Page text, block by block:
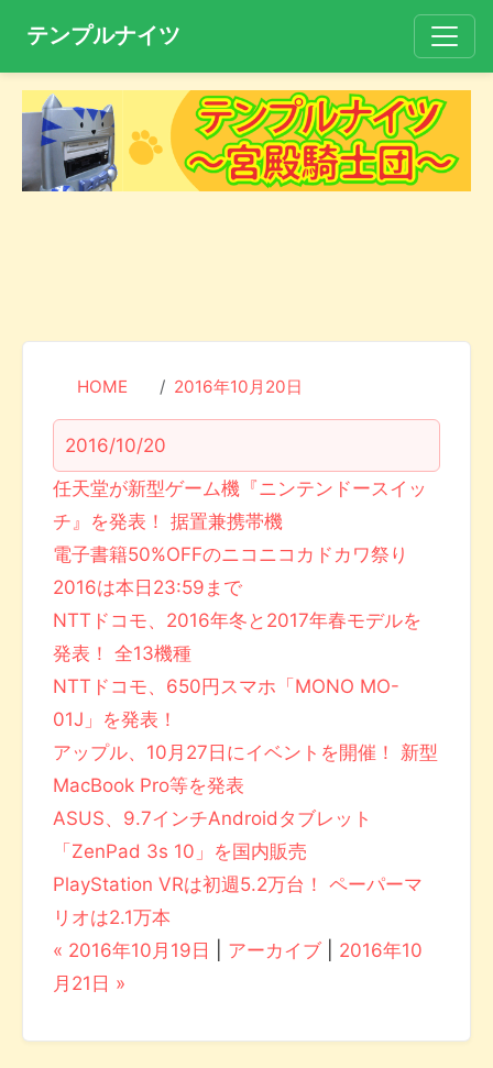
テンプルナイツ
HOME 2016年10月20日
2016/10/20
任天堂が新型ゲーム機『ニンテンドースイッ
チ』を発表！ 据置兼携帯機
電子書籍50%OFFのニコニコカドカワ祭り
2016は本日23:59まで
NTTドコモ、2016年冬と2017年春モデルを
発表！ 全13機種
NTTドコモ、650円スマホ「MONO MO-
01J」を発表！
アップル、10月27日にイベントを開催！ 新型
MacBook Pro等を発表
ASUS、9.7インチAndroidタブレット
「ZenPad 3s 10」を国内販売
PlayStation VRは初週5.2万台！ ペーパーマ
リオは2.1万本
« 2016年10月19日
アーカイブ
2016年10
月21日 »